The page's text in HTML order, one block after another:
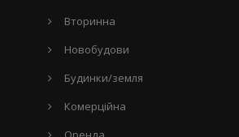
Вторинна
Новобудови
Будинки/земля
Комерційна